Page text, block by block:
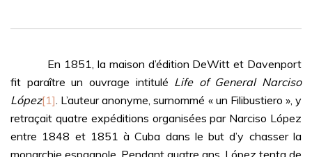
En 1851, la maison d’édition DeWitt et Davenport
fit paraître un ouvrage intitulé Life of General Narciso
López[1]. L’auteur anonyme, surnommé « un Filibustiero », y
retraçait quatre expéditions organisées par Narciso López
entre 1848 et 1851 à Cuba dans le but d’y chasser la